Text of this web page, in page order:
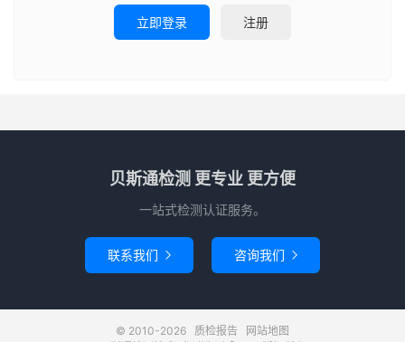
立即登录 注册
贝斯通检测 更专业 更方便
一站式检测认证服务。
联系我们  咨询我们 
© 2010-2026 质检报告
网站地图